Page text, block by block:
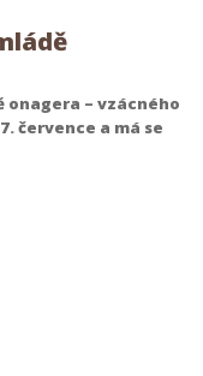
onagera – vzácného
července a má se